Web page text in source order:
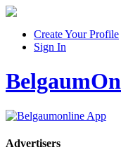
Create Your Profile
Sign In
Advertisers